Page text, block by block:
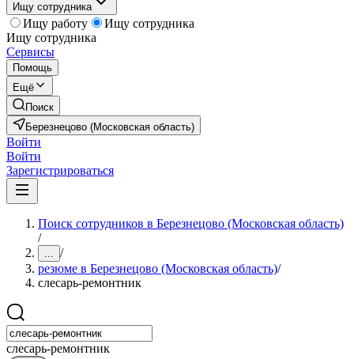
Ищу сотрудника
Ищу работу
Ищу сотрудника
Ищу сотрудника
Сервисы
Помощь
Ещё
Поиск
Березнецово (Московская область)
Войти
Войти
Зарегистрироваться
Поиск сотрудников в Березнецово (Московская область)
/
... /
резюме в Березнецово (Московская область)/
слесарь-ремонтник
слесарь-ремонтник